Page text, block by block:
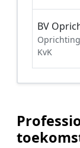
BV
KvK